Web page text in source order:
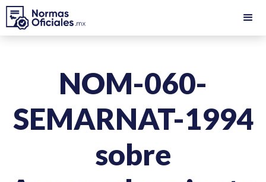
NOM-060-
SEMARNAT-1994
sobre